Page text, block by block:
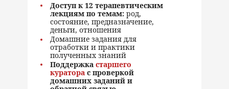
Доступ к 12 терапевтическим
лекциям по темам: род,
состояние, предназначение,
деньги, отношения
Домашние задания для
отработки и практики
полученных знаний
Поддержка старшего
куратора с проверкой
домашних заданий и